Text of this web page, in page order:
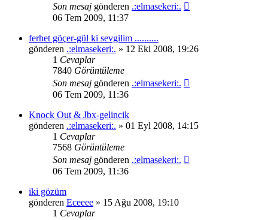
Son mesaj gönderen .:elmasekeri:.
06 Tem 2009, 11:37
ferhet göçer-gül ki sevgilim ..........
gönderen .:elmasekeri:. » 12 Eki 2008, 19:26
1 Cevaplar
7840 Görüntüleme
Son mesaj gönderen .:elmasekeri:.
06 Tem 2009, 11:36
Knock Out & Jbx-gelincik
gönderen .:elmasekeri:. » 01 Eyl 2008, 14:15
1 Cevaplar
7568 Görüntüleme
Son mesaj gönderen .:elmasekeri:.
06 Tem 2009, 11:36
iki gözüm
gönderen Eceeee » 15 Ağu 2008, 19:10
1 Cevaplar